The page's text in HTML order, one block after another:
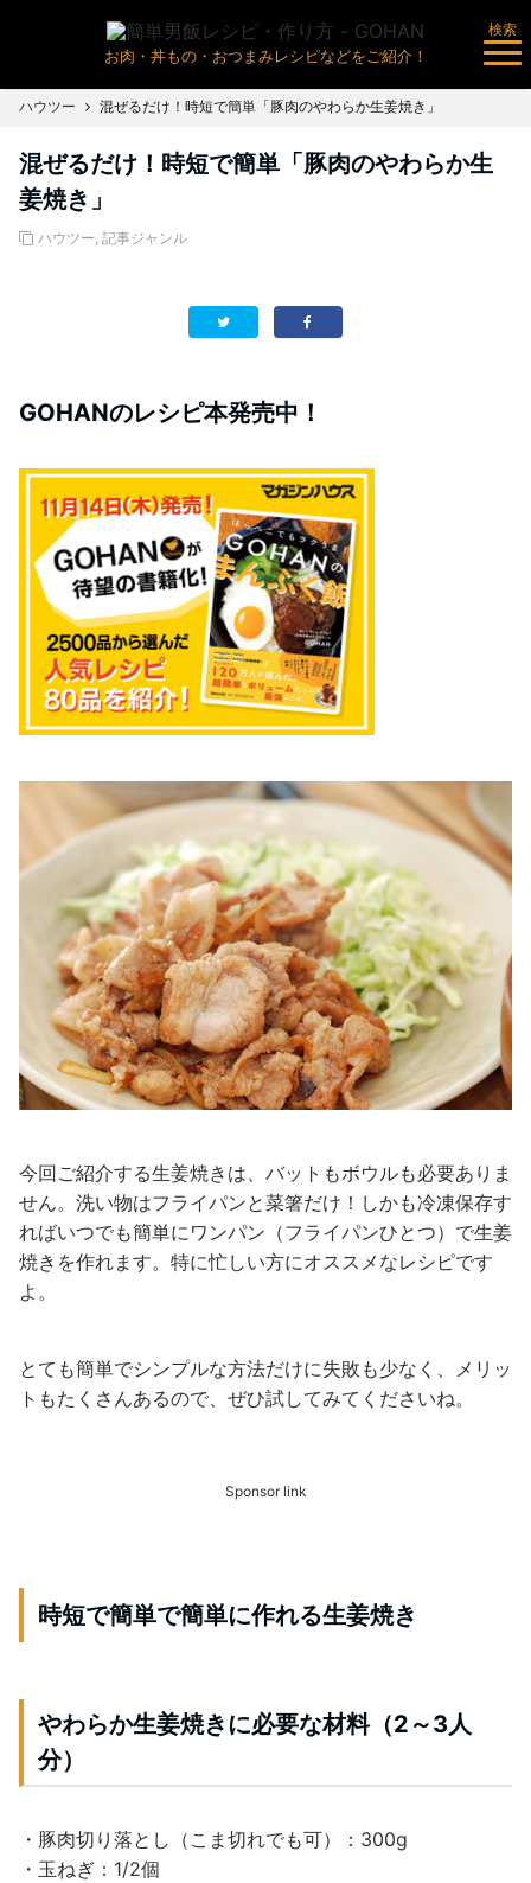
お肉・丼もの・おつまみレシピなどをご紹介！
検索
ハウツー 混ぜるだけ！時短で簡単「豚肉のやわらか生姜焼き」
混ぜるだけ！時短で簡単「豚肉のやわらか生
姜焼き」
ハウツー, 記事ジャンル
GOHANのレシピ本発売中！
今回ご紹介する生姜焼きは、バットもボウルも必要ありま
せん。洗い物はフライパンと菜箸だけ！しかも冷凍保存す
ればいつでも簡単にワンパン（フライパンひとつ）で生姜
焼きを作れます。特に忙しい方にオススメなレシピです
よ。
とても簡単でシンプルな方法だけに失敗も少なく、メリッ
トもたくさんあるので、ぜひ試してみてくださいね。
Sponsor link
時短で簡単で簡単に作れる生姜焼き
やわらか生姜焼きに必要な材料（2～3人
分）
・豚肉切り落とし（こま切れでも可）：300g
・玉ねぎ：1/2個